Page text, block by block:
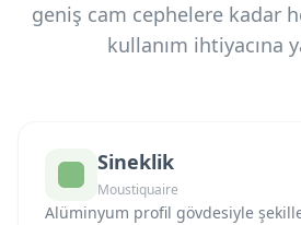
geniş cam cephelere kadar
kullanım ihtiyacına
Sineklik
Moustiquaire
Alüminyum profil gövdesiyle